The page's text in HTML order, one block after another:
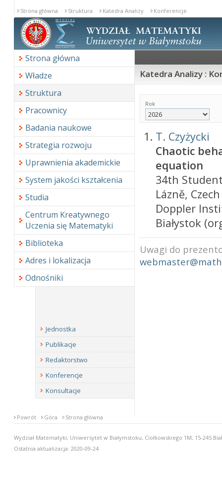
Strona główna Struktura Katedra Analizy Konferencje
Strona główna
Władze
Struktura
Pracownicy
Badania naukowe
Strategia rozwoju
Uprawnienia akademickie
System jakości kształcenia
Studia
Centrum Kreatywnego
Uczenia się Matematyki
Biblioteka
Adres i lokalizacja
Odnośniki
Katedra Analizy :
Rok
T. Czyżycki
Chaotic
equation
34th
Lázně,
Doppler
Białystok
Uwagi do
Jednostka
Publikacje
Redaktorstwo
Konferencje
Konsultacje
Powrót Góra Strona główna
Wydział Matematyki, Uniwersytet w Białymstoku, Ciołkowskiego 1M, 15-245
Ostatnia aktualizacja: 2020-09-24